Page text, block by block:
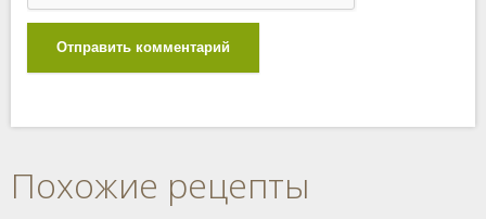
Отправить комментарий
Похожие рецепты